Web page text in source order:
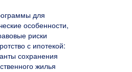
для
особенности,
риски
с ипотекой:
сохранения
жилья